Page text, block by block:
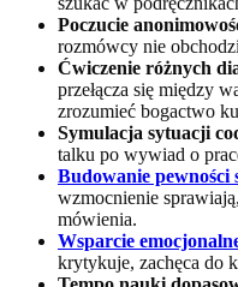
Poczucie
rozmówcy nie
Ćwiczenie różnych
przełącza się między
zrozumieć bogactwo
Symulacja sytuacji
talku po wywiad o
Budowanie pewności
wzmocnienie
mówienia.
Wsparcie
krytykuje, zachęca do